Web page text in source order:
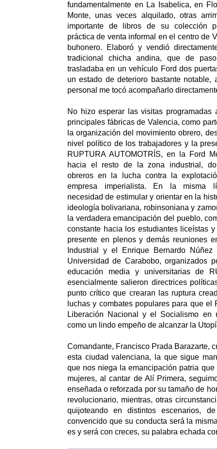
fundamentalmente en La Isabelica, en
Monte, unas veces alquilado, otras
importante de libros de su colección
práctica de venta informal en el centro de
buhonero. Elaboró y vendió
tradicional chicha andina, que de
trasladaba en un vehículo Ford dos
un estado de deterioro bastante notable,
personal me tocó acompañarlo
No hizo esperar las visitas programadas
principales fábricas de Valencia, como
la organización del movimiento obrero,
nivel político de los trabajadores y la
RUPTURA AUTOMOTRÍS, en la Ford
hacia el resto de la zona industrial,
obreros en la lucha contra la
empresa imperialista. En la misma
necesidad de estimular y orientar en la
ideología bolivariana, robinsoniana y
la verdadera emancipación del pueblo,
constante hacia los estudiantes liceístas
presente en plenos y demás reuniones
Industrial y el Enrique Bernardo
Universidad de Carabobo, organizados
educación media y universitarias de
esencialmente salieron directrices
punto crítico que crearan las ruptura
luchas y combates populares para que el
Liberación Nacional y el Socialismo en
como un lindo empeño de alcanzar la
Comandante, Francisco Prada Barazarte,
esta ciudad valenciana, la que sigue
que nos niega la emancipación patria
mujeres, al cantar de Alí Primera,
enseñada o reforzada por su tamaño de
revolucionario, mientras, otras
quijoteando en distintos escenarios,
convencido que su conducta será la
es y será con creces, su palabra echada